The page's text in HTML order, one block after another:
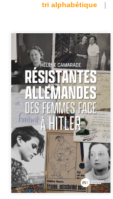
tri alphabétique |